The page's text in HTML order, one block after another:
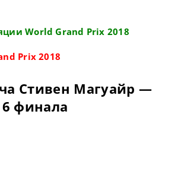
World Grand Prix 2018
Prix 2018
Стивен Магуайр —
финала